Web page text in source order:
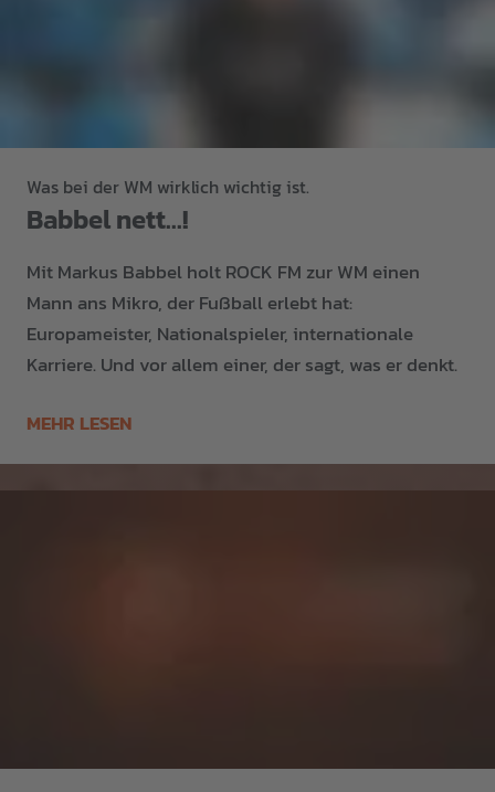
Was bei der WM wirklich wichtig ist.
Babbel nett...!
Mit Markus Babbel holt ROCK FM zur WM einen
Mann ans Mikro, der Fußball erlebt hat:
Europameister, Nationalspieler, internationale
Karriere. Und vor allem einer, der sagt, was er denkt.
MEHR LESEN